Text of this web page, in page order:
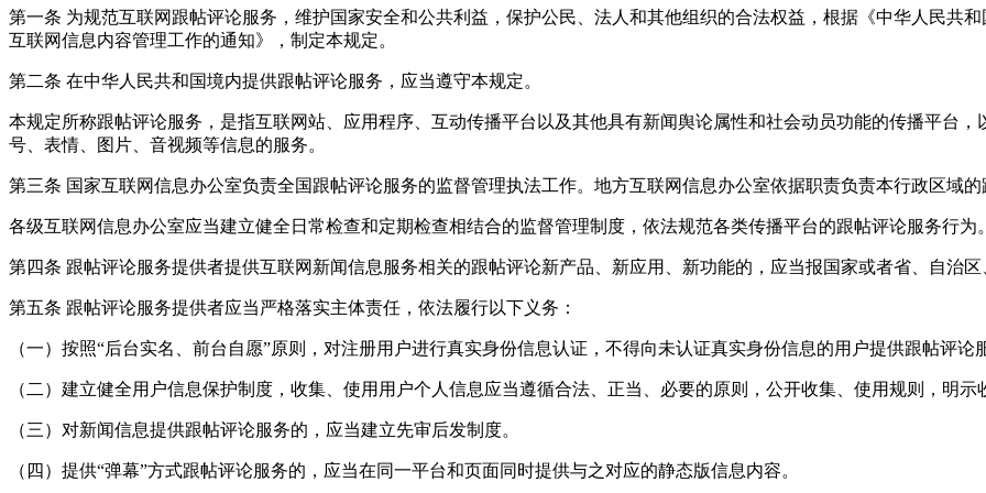
第一条 为规范互联网跟帖评论服务，维护国家安全和公共利益，保护公民、法人和其他组织的合法权益，根据《中华人民共
互联网信息内容管理工作的通知》，制定本规定。
第二条 在中华人民共和国境内提供跟帖评论服务，应当遵守本规定。
本规定所称跟帖评论服务，是指互联网站、应用程序、互动传播平台以及其他具有新闻舆论属性和社会动员功能的传播平台
号、表情、图片、音视频等信息的服务。
第三条 国家互联网信息办公室负责全国跟帖评论服务的监督管理执法工作。地方互联网信息办公室依据职责负责本行政区域
各级互联网信息办公室应当建立健全日常检查和定期检查相结合的监督管理制度，依法规范各类传播平台的跟帖评论服务行为
第四条 跟帖评论服务提供者提供互联网新闻信息服务相关的跟帖评论新产品、新应用、新功能的，应当报国家或者省、自治
第五条 跟帖评论服务提供者应当严格落实主体责任，依法履行以下义务：
（一）按照“后台实名、前台自愿”原则，对注册用户进行真实身份信息认证，不得向未认证真实身份信息的用户提供跟帖评论
（二）建立健全用户信息保护制度，收集、使用用户个人信息应当遵循合法、正当、必要的原则，公开收集、使用规则，明
（三）对新闻信息提供跟帖评论服务的，应当建立先审后发制度。
（四）提供“弹幕”方式跟帖评论服务的，应当在同一平台和页面同时提供与之对应的静态版信息内容。